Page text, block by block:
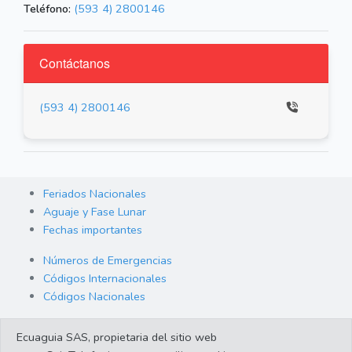
Teléfono: (593 4) 2800146
Contáctanos
(593 4) 2800146
Feriados Nacionales
Aguaje y Fase Lunar
Fechas importantes
Números de Emergencias
Códigos Internacionales
Códigos Nacionales
Cambio de Divisas
Ecuaguia SAS, propietaria del sitio web